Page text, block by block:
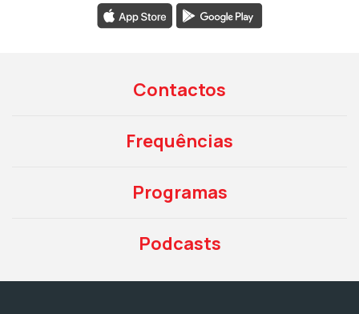
Contactos
Frequências
Programas
Podcasts